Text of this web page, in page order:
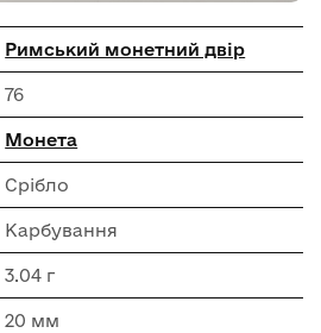
Римський монетний двір
76
Монета
Срібло
Карбування
3.04 г
20 мм